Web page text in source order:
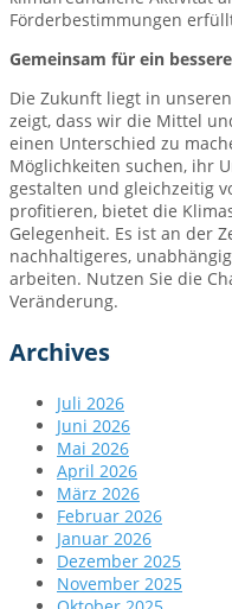
Förderbestimmungen
Gemeinsam für ein
Die Zukunft liegt in
zeigt, dass wir die Mittel
einen Unterschied zu
Möglichkeiten suchen, ihr
gestalten und gleichzeitig
profitieren, bietet die
Gelegenheit. Es ist an der
nachhaltigeres,
arbeiten. Nutzen Sie die
Veränderung.
Archives
Juli 2026
Juni 2026
Mai 2026
April 2026
März 2026
Februar 2026
Januar 2026
Dezember 2025
November 2025